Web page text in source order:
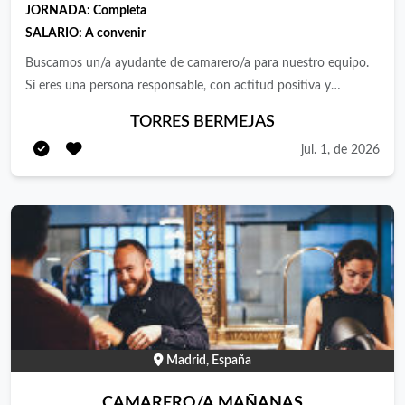
JORNADA: Completa
SALARIO: A convenir
Buscamos un/a ayudante de camarero/a para nuestro equipo.
Si eres una persona responsable, con actitud positiva y
Atención y servicio al cliente en sala Toma de comandas y
servicio de comidas y bebidas. Preparación y recogida de
Experiencia previa como camarero/a (valorable). Buen trato con
el público y habilidades de comunicación. Capacidad para
trabajar en equipo y bajo presión. Disponibilidad para trabajar
en turnos, fines de semana y festivos. Se valorarán
conocimientos de idiomas. Papeles en regla
TORRES BERMEJAS
jul. 1, de 2026
Madrid, España